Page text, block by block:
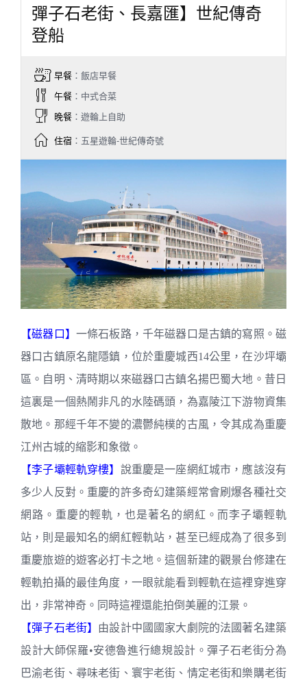
彈子石老街、長嘉匯】世紀傳奇
登船
早餐 ：飯店早餐
午餐 ：中式合菜
晚餐 ：遊輪上自助
住宿 ：五星遊輪-世紀傳奇號
【磁器口】 一條石板路，千年磁器口是古鎮的寫照。磁
器口古鎮原名龍隱鎮，位於重慶城西14公里，在沙坪壩
區。自明、清時期以來磁器口古鎮名揚巴蜀大地。昔日
這裏是一個熱鬧非凡的水陸碼頭，為嘉陵江下游物資集
散地。那經千年不變的濃鬱純樸的古風，令其成為重慶
江州古城的縮影和象徵。
【李子壩輕軌穿樓】 說重慶是一座網紅城市，應該沒有
多少人反對。重慶的許多奇幻建築經常會刷爆各種社交
網路。重慶的輕軌，也是著名的網紅。而李子壩輕軌
站，則是最知名的網紅輕軌站，甚至已經成為了很多到
重慶旅遊的遊客必打卡之地。這個新建的觀景台修建在
輕軌拍攝的最佳角度，一眼就能看到輕軌在這裡穿進穿
出，非常神奇。同時這裡還能拍倒美麗的江景。
【彈子石老街】 由設計中國國家大劇院的法國著名建築
設計大師保羅•安德魯進行總規設計。彈子石老街分為
巴渝老街、尋味老街、寰宇老街、情定老街和樂購老街